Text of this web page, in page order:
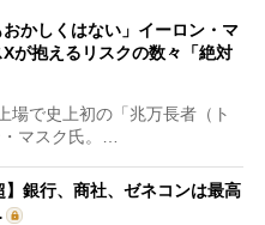
おかしくはない」イーロン・マ
が抱えるリスクの数々「絶対
で史上初の「兆万長者（ト
マスク氏。…
】銀行、商社、ゼネコンは最高